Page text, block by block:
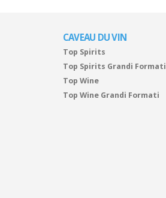
CAVEAU DU VIN
Top Spirits
Top Spirits Grandi Formati
Top Wine
Top Wine Grandi Formati